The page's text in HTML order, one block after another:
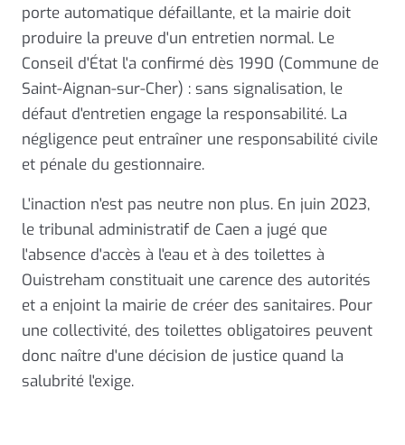
porte automatique défaillante, et la mairie doit
produire la preuve d'un entretien normal. Le
Conseil d'État l'a confirmé dès 1990 (Commune de
Saint-Aignan-sur-Cher) : sans signalisation, le
défaut d'entretien engage la responsabilité. La
négligence peut entraîner une responsabilité civile
et pénale du gestionnaire.
L'inaction n'est pas neutre non plus. En juin 2023,
le tribunal administratif de Caen a jugé que
l'absence d'accès à l'eau et à des toilettes à
Ouistreham constituait une carence des autorités
et a enjoint la mairie de créer des sanitaires. Pour
une collectivité, des toilettes obligatoires peuvent
donc naître d'une décision de justice quand la
salubrité l'exige.